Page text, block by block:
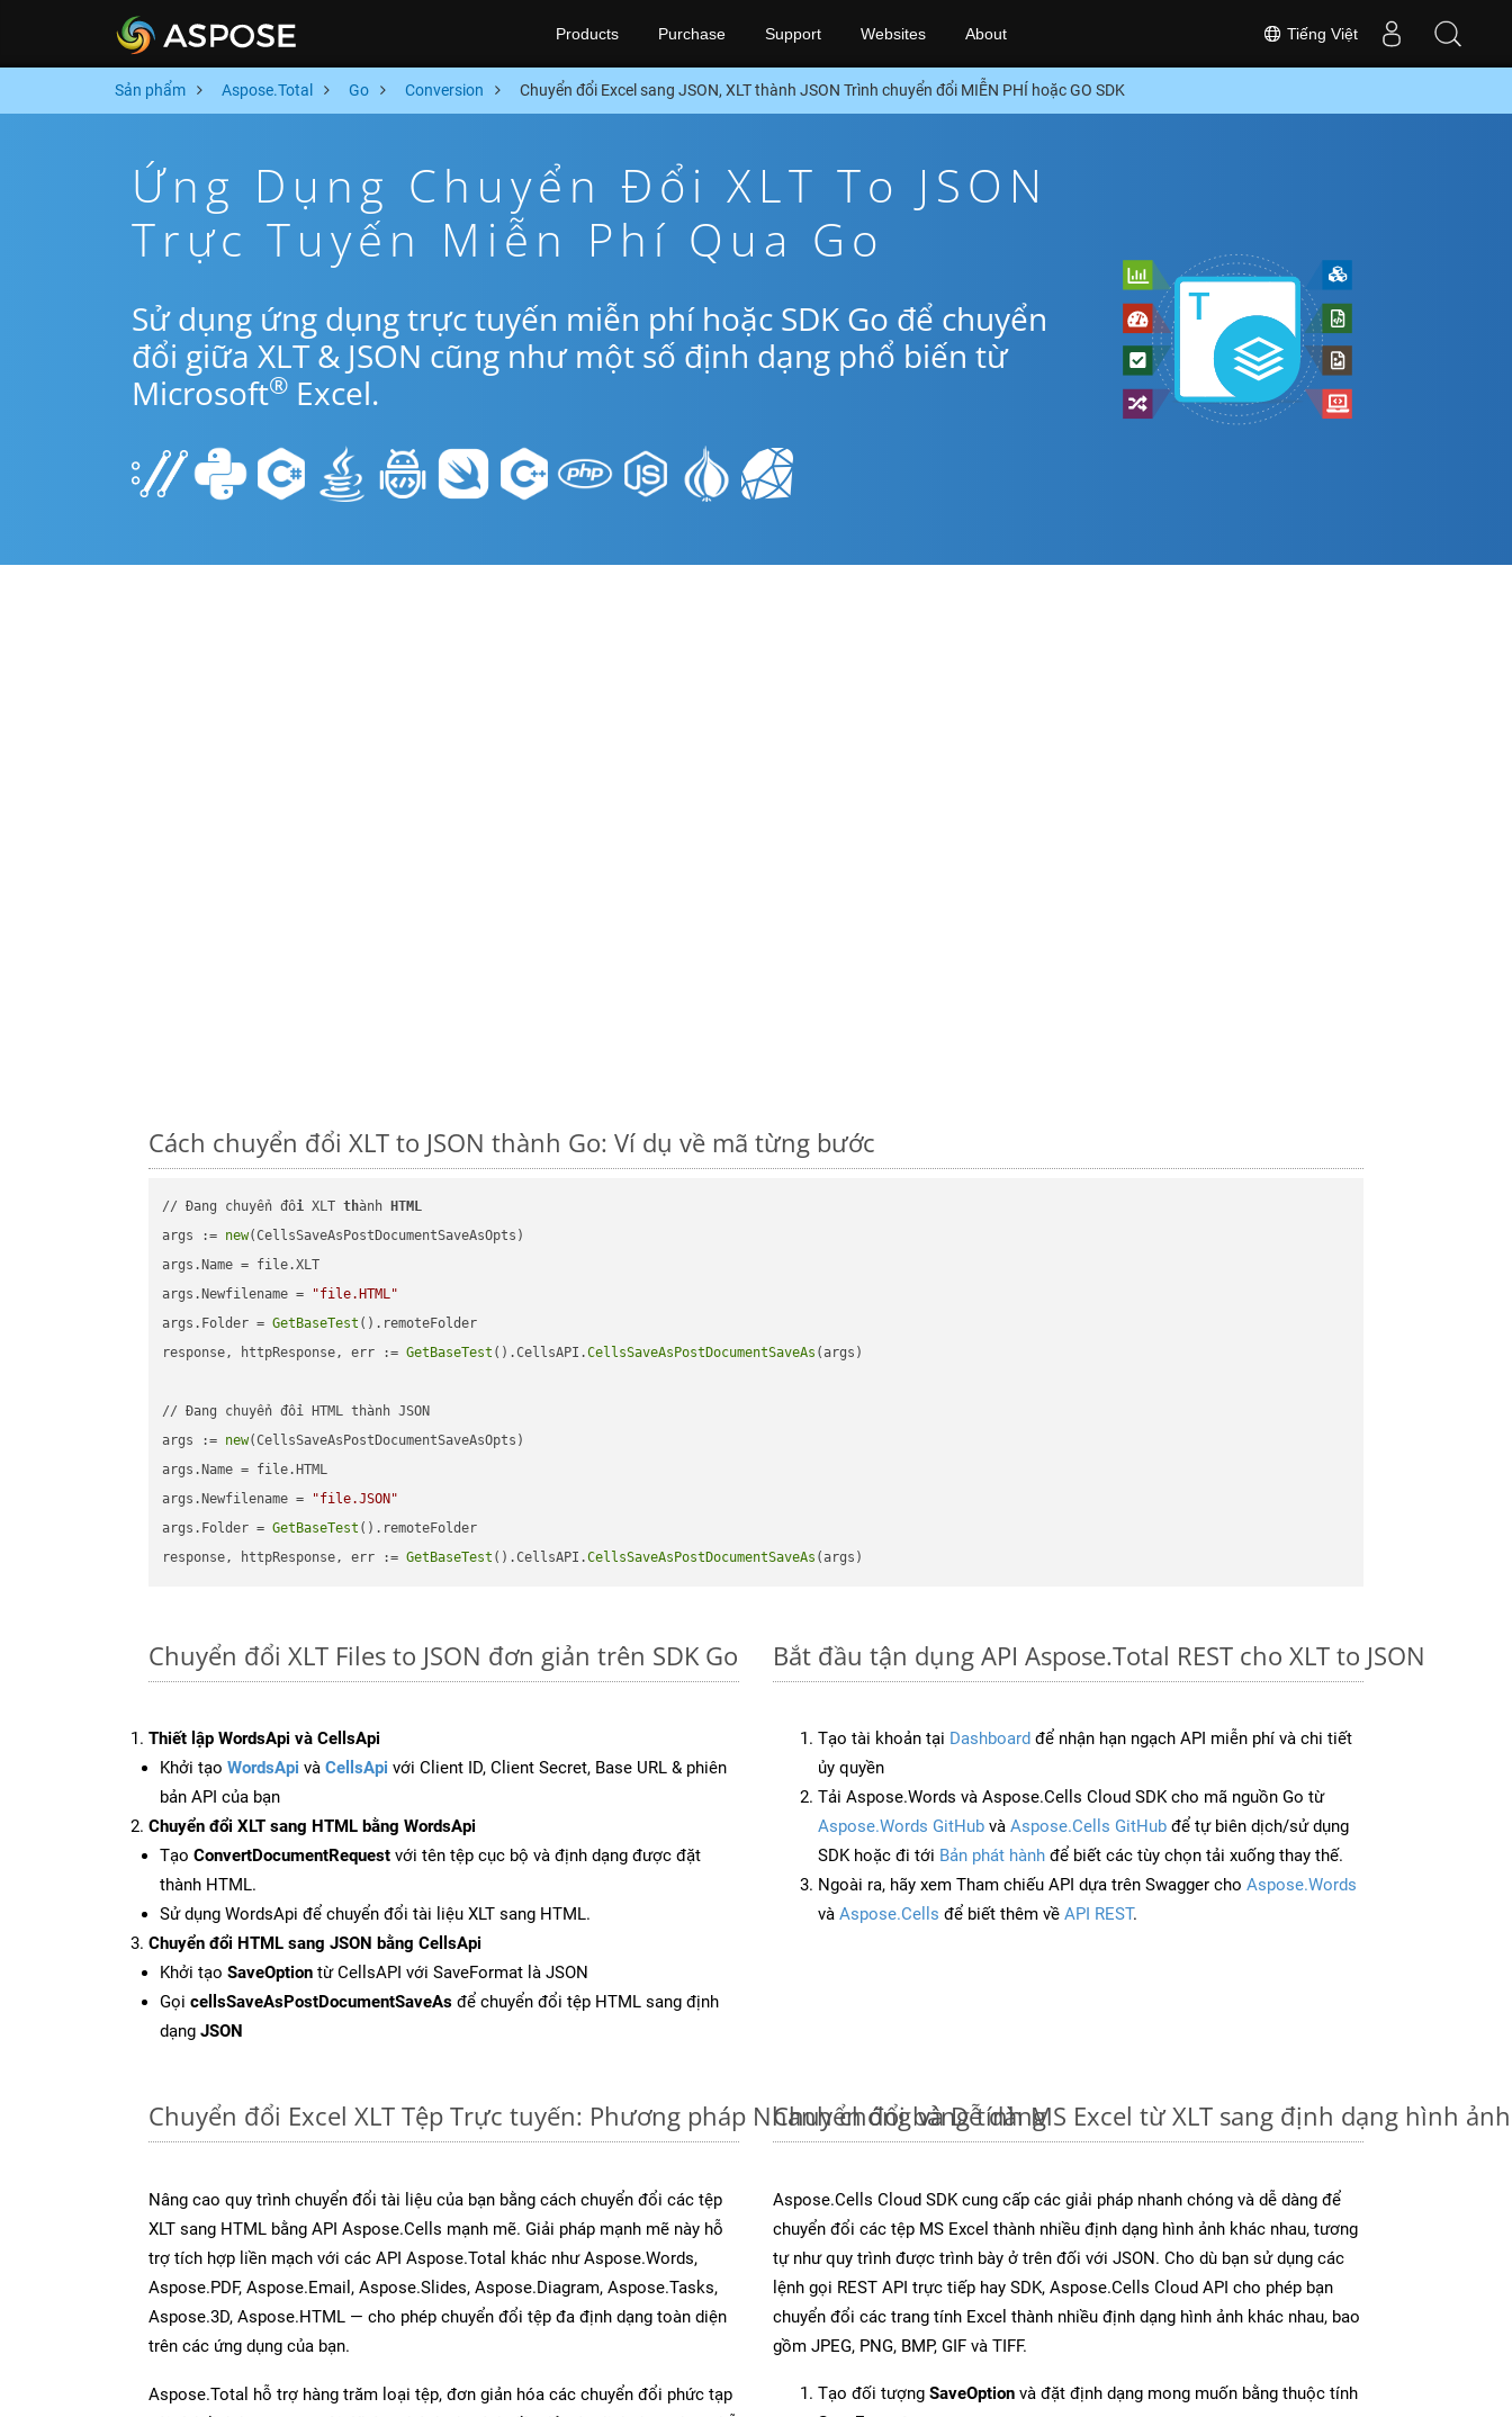
Tiếng Việt
Products Purchase Support Websites About
Sản phẩm Aspose.Total Go Conversion Chuyển đổi Excel sang JSON, XLT thành JSON Trình chuyển đổi MIỄN PHÍ hoặc GO SDK
Ứng Dụng Chuyển Đổi XLT To JSON
Trực Tuyến Miễn Phí Qua Go
Sử dụng ứng dụng trực tuyến miễn phí hoặc SDK Go để chuyển
đổi giữa XLT & JSON cũng như một số định dạng phổ biến từ
Microsoft® Excel.
Cách chuyển đổi XLT to JSON thành Go: Ví dụ về mã từng bước
// Đang chuyển đổi XLT thành
HTML
args := new(CellsSaveAsPostDocumentSaveAsOpts)
args.Name = file.XLT
args.Newfilename =
"file.HTML"
args.Folder = GetBaseTest ().remoteFolder
response, httpResponse, err := GetBaseTest ().CellsAPI.CellsSaveAsPostDocumentSaveAs (args)
// Đang chuyển đổi HTML thành JSON
args := new(CellsSaveAsPostDocumentSaveAsOpts)
args.Name = file.HTML
args.Newfilename =
"file.JSON"
args.Folder = GetBaseTest ().remoteFolder
response, httpResponse, err := GetBaseTest ().CellsAPI.CellsSaveAsPostDocumentSaveAs
Chuyển đổi XLT Files to JSON đơn giản trên SDK Go
Thiết lập WordsApi và CellsApi
Khởi tạo WordsApi và CellsApi với Client ID, Client Secret, Base URL & phiên
bản API của bạn
Chuyển đổi XLT sang HTML bằng WordsApi
Tạo ConvertDocumentRequest với tên tệp cục bộ và định dạng được đặt
thành HTML.
Sử dụng WordsApi để chuyển đổi tài liệu XLT sang HTML.
Chuyển đổi HTML sang JSON bằng CellsApi
Khởi tạo SaveOption từ CellsAPI với SaveFormat là JSON
Gọi cellsSaveAsPostDocumentSaveAs để chuyển đổi tệp HTML sang định
dạng JSON
Bắt đầu tận dụng API Aspose.Total REST cho XLT to JSON
Tạo tài khoản tại Dashboard để nhận hạn ngạch API miễn phí và chi tiết
ủy quyền
Tải Aspose.Words và Aspose.Cells Cloud SDK cho mã nguồn Go từ
Aspose.Words GitHub và Aspose.Cells GitHub để tự biên dịch/sử dụng
SDK hoặc đi tới Bản phát hành để biết các tùy chọn tải xuống thay thế.
Ngoài ra, hãy xem Tham chiếu API dựa trên Swagger cho Aspose.Words
và Aspose.Cells để biết thêm về API REST.
Chuyển đổi Excel XLT Tệp Trực tuyến: Phương pháp Nhanh chóng và Dễ dàng
Nâng cao quy trình chuyển đổi tài liệu của bạn bằng cách chuyển đổi các tệp
XLT sang HTML bằng API Aspose.Cells mạnh mẽ. Giải pháp mạnh mẽ này hỗ
trợ tích hợp liền mạch với các API Aspose.Total khác như Aspose.Words,
Aspose.PDF, Aspose.Email, Aspose.Slides, Aspose.Diagram, Aspose.Tasks,
Aspose.3D, Aspose.HTML — cho phép chuyển đổi tệp đa định dạng toàn diện
trên các ứng dụng của bạn.
Aspose.Total hỗ trợ hàng trăm loại tệp, đơn giản hóa các chuyển đổi phức tạp
Chuyển đổi bảng tính MS Excel từ XLT sang định dạng hình
Aspose.Cells Cloud SDK cung cấp các giải pháp nhanh chóng và dễ dàng để
chuyển đổi các tệp MS Excel thành nhiều định dạng hình ảnh khác nhau, tương
tự như quy trình được trình bày ở trên đối với JSON. Cho dù bạn sử dụng các
lệnh gọi REST API trực tiếp hay SDK, Aspose.Cells Cloud API cho phép bạn
chuyển đổi các trang tính Excel thành nhiều định dạng hình ảnh khác nhau, bao
gồm JPEG, PNG, BMP, GIF và TIFF.
Tạo đối tượng SaveOption và đặt định dạng mong muốn bằng thuộc tính